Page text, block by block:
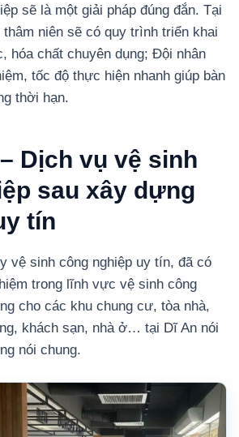
sẽ là một giải pháp đúng đắn. Tại
niên sẽ có quy trình triển khai
hóa chất chuyên dụng; Đội nhân
tốc độ thực hiện nhanh giúp bàn
thời hạn.
Dịch vụ vệ sinh
sau xây dựng
tín
vệ sinh công nghiệp uy tín, đã có
trong lĩnh vực vệ sinh công
cho các khu chung cư, tòa nhà,
khách sạn, nhà ở… tại Dĩ An nói
nói chung.